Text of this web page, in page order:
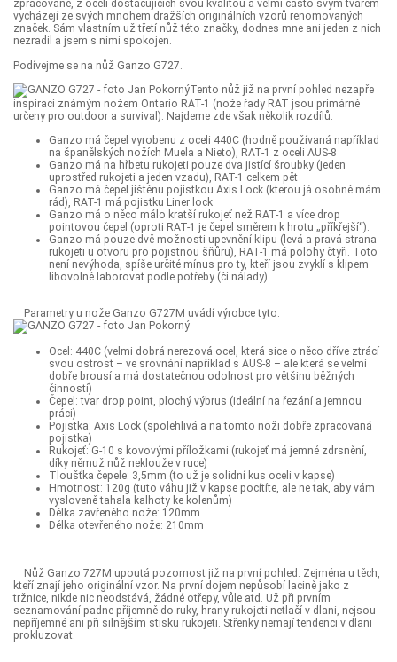
zpracované, z ocelí dostačujících svou kvalitou a velmi často svým tvarem
vycházejí ze svých mnohem dražších originálních vzorů renomovaných
značek. Sám vlastním už třetí nůž této značky, dodnes mne ani jeden z nich
nezradil a jsem s nimi spokojen.
Podívejme se na nůž Ganzo G727.
Tento nůž již na první pohled nezapře
inspiraci známým nožem Ontario RAT-1 (nože řady RAT jsou primárně
určeny pro outdoor a survival). Najdeme zde však několik rozdílů:
Ganzo má čepel vyrobenu z oceli 440C (hodně používaná například
na španělských nožích Muela a Nieto), RAT-1 z oceli AUS-8
Ganzo má na hřbetu rukojeti pouze dva jistící šroubky (jeden
uprostřed rukojeti a jeden vzadu), RAT-1 celkem pět
Ganzo má čepel jištěnu pojistkou Axis Lock (kterou já osobně mám
rád), RAT-1 má pojistku Liner lock
Ganzo má o něco málo kratší rukojeť než RAT-1 a více drop
pointovou čepel (oproti RAT-1 je čepel směrem k hrotu „příkřejší“).
Ganzo má pouze dvě možnosti upevnění klipu (levá a pravá strana
rukojeti u otvoru pro pojistnou šňůru), RAT-1 má polohy čtyři. Toto
není nevýhoda, spíše určité mínus pro ty, kteří jsou zvyklí s klipem
libovolně laborovat podle potřeby (či nálady).
Parametry u nože Ganzo G727M uvádí výrobce tyto:
Ocel: 440C (velmi dobrá nerezová ocel, která sice o něco dříve ztrácí
svou ostrost – ve srovnání například s AUS-8 – ale která se velmi
dobře brousí a má dostatečnou odolnost pro většinu běžných
činností)
Čepel: tvar drop point, plochý výbrus (ideální na řezání a jemnou
práci)
Pojistka: Axis Lock (spolehlivá a na tomto noži dobře zpracovaná
pojistka)
Rukojeť: G-10 s kovovými příložkami (rukojeť má jemné zdrsnění,
díky němuž nůž neklouže v ruce)
Tloušťka čepele: 3,5mm (to už je solidní kus oceli v kapse)
Hmotnost: 120g (tuto váhu již v kapse pocítíte, ale ne tak, aby vám
vysloveně tahala kalhoty ke kolenům)
Délka zavřeného nože: 120mm
Délka otevřeného nože: 210mm
Nůž Ganzo 727M upoutá pozornost již na první pohled. Zejména u těch,
kteří znají jeho originální vzor. Na první dojem nepůsobí lacině jako z
tržnice, nikde nic neodstává, žádné otřepy, vůle atd. Už při prvním
seznamování padne příjemně do ruky, hrany rukojeti netlačí v dlani, nejsou
nepříjemné ani při silnějším stisku rukojeti. Střenky nemají tendenci v dlani
prokluzovat.